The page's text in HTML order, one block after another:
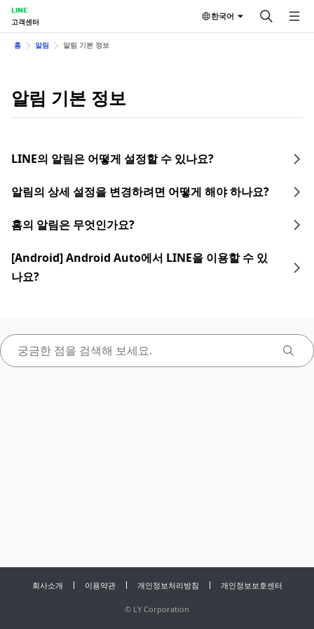
LINE
고객센터
한국어
홈 알림 알림 기본 정보
알림 기본 정보
LINE의 알림은 어떻게 설정할 수 있나요?
알림의 상세 설정을 변경하려면 어떻게 해야 하나요?
홈의 알림은 무엇인가요?
[Android] Android Auto에서 LINE을 이용할 수 있
나요?
회사소개 이용약관 개인정보처리방침 개인정보보호센터
© LY Corporation